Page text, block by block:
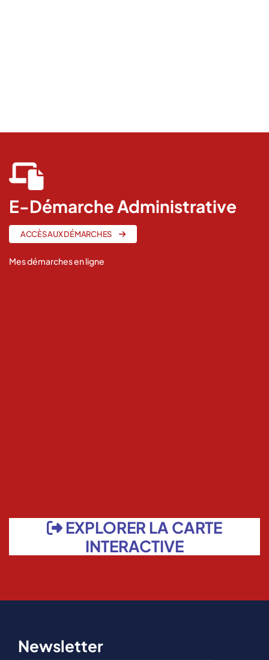
file
E-Démarche Administrative
ACCÈS AUX DÉMARCHES
Mes démarches en ligne
EXPLORER LA CARTE
INTERACTIVE
Newsletter